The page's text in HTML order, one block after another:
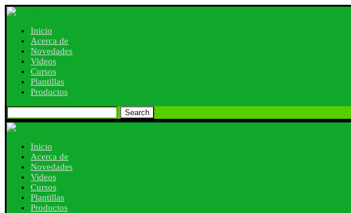
Inicio
Acerca de
Novedades
Videos
Cursos
Plantillas
Productos
Search
Inicio
Acerca de
Novedades
Videos
Cursos
Plantillas
Productos